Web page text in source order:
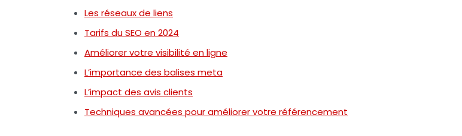
Les réseaux de liens
Tarifs du SEO en 2024
Améliorer votre visibilité en ligne
L’importance des balises meta
L’impact des avis clients
Techniques avancées pour améliorer votre référencement